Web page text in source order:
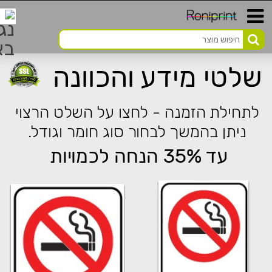
שלטי מידע והכוונה
לתחילת הזמנה - לחצו על השלט הרצוי
ניתן בהמשך לבחור סוג חומר וגודל.
עד 35% הנחה לכמויות